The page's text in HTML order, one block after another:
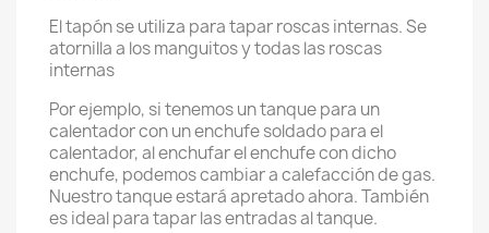
El tapón se utiliza para tapar roscas internas. Se
atornilla a los manguitos y todas las roscas
internas
Por ejemplo, si tenemos un tanque para un
calentador con un enchufe soldado para el
calentador, al enchufar el enchufe con dicho
enchufe, podemos cambiar a calefacción de gas.
Nuestro tanque estará apretado ahora. También
es ideal para tapar las entradas al tanque.